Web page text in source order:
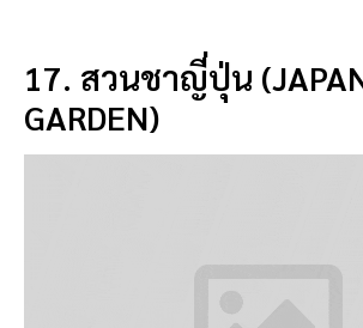
สวนชาญี่ปุ่น, ซานฟรานซิสโก,
ซานฟรานซิสโก (San Francisco)
บรรยากาศดี เต็มไปด้วยธรรมชา